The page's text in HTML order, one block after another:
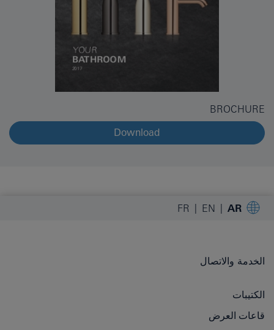
BROCHURE
Download
AR
EN
FR
الخدمة والاتصال
الكتيبات
قاعات العرض